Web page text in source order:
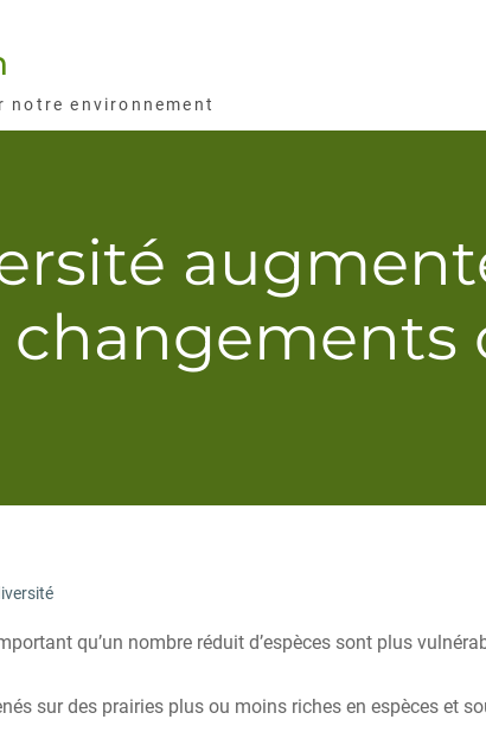
notre environnement
changements
qu’un nombre réduit d’espèces sont plus
sur des prairies plus ou moins riches en espèces et